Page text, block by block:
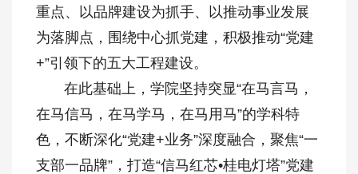
重点、以品牌建设为抓手、以推动事业发展
为落脚点，围绕中心抓党建，积极推动“党建
+”引领下的五大工程建设。
在此基础上，学院坚持突显“在马言马，
在马信马，在马学马，在马用马”的学科特
色，不断深化“党建+业务”深度融合，聚焦“一
支部一品牌”，打造“信马红芯•桂电灯塔”党建